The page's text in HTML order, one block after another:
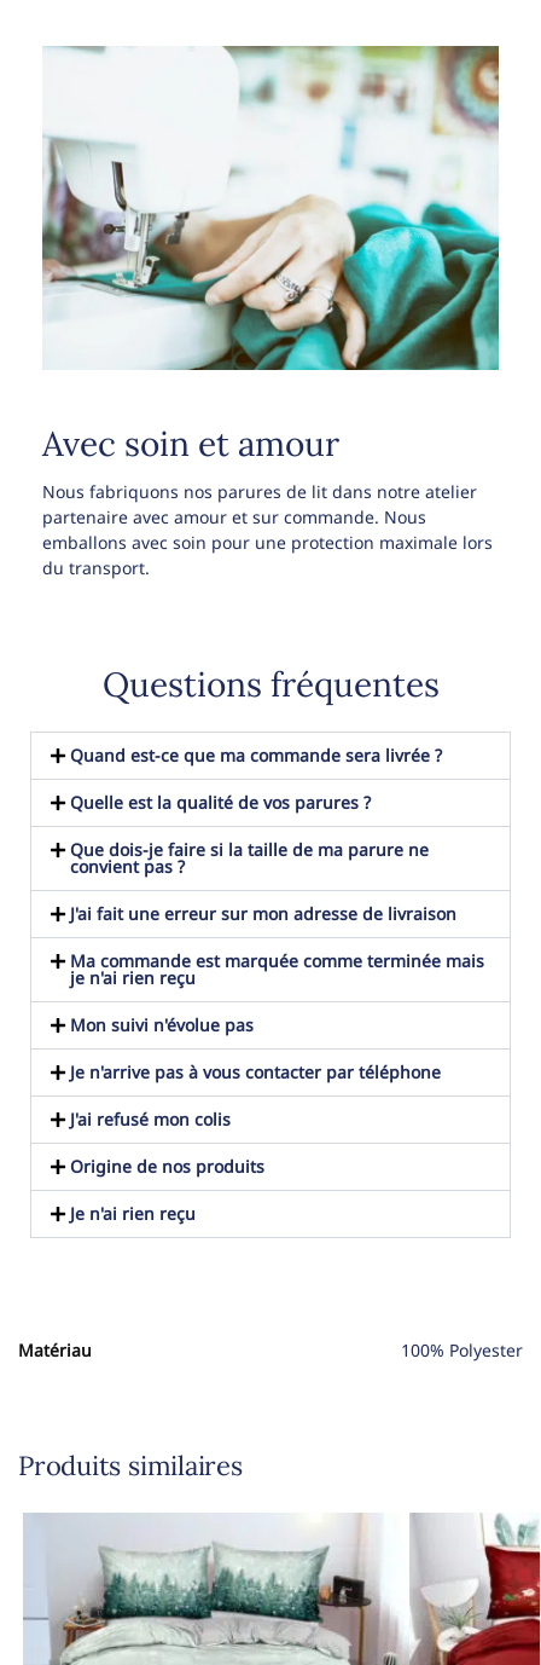
Avec soin et amour
Nous fabriquons nos parures de lit dans notre atelier
partenaire avec amour et sur commande. Nous
emballons avec soin pour une protection maximale lors
du transport.
Questions fréquentes
Quand est-ce que ma commande sera livrée ?
Quelle est la qualité de vos parures ?
Que dois-je faire si la taille de ma parure ne
convient pas ?
J'ai fait une erreur sur mon adresse de livraison
Ma commande est marquée comme terminée mais
je n'ai rien reçu
Mon suivi n'évolue pas
Je n'arrive pas à vous contacter par téléphone
J'ai refusé mon colis
Origine de nos produits
Je n'ai rien reçu
Matériau 100% Polyester
Produits similaires